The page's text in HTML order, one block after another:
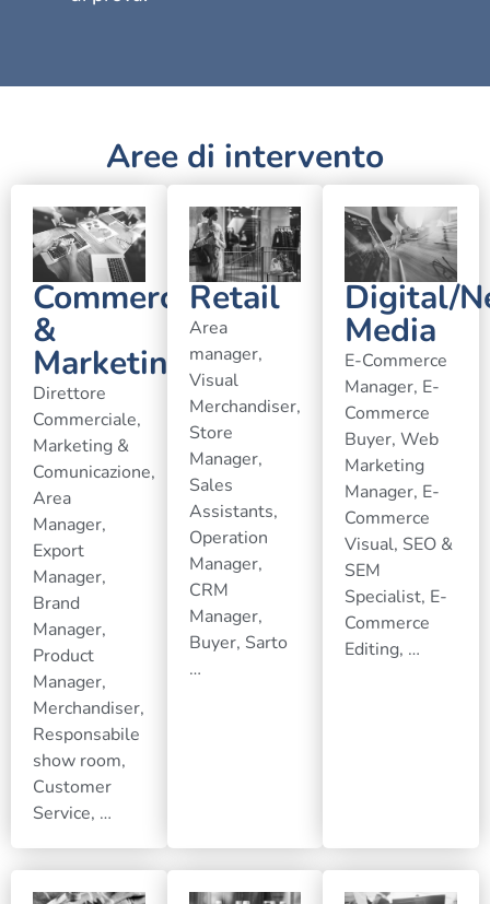
Aree di intervento
Commerciale
&
Marketing
Direttore
Commerciale,
Marketing &
Comunicazione,
Area
Manager,
Export
Manager,
Brand
Manager,
Product
Manager,
Merchandiser,
Responsabile
show room,
Customer
Service, …
Retail
Area
manager,
Visual
Merchandiser,
Store
Manager,
Sales
Assistants,
Operation
Manager,
CRM
Manager,
Buyer, Sarto
…
Digital/
Media
E-Commerce
Manager, E-
Commerce
Buyer, Web
Marketing
Manager, E-
Commerce
Visual, SEO &
SEM
Specialist, E-
Commerce
Editing, …